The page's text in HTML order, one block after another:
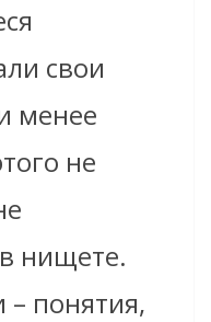
свои
менее
не
нищете.
– понятия,